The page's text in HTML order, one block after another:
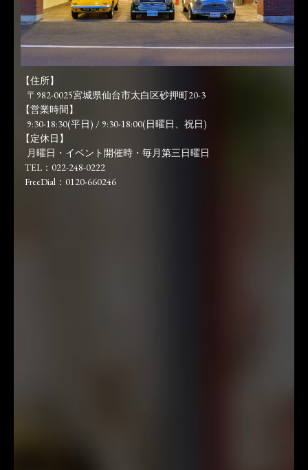
【住所】
〒982-0025宮城県仙台市太白区砂押町20-3
【営業時間】
9:30-18:30(平日) / 9:30-18:00(日曜日、祝日)
【定休日】
月曜日・イベント開催時・毎月第三日曜日
TEL：022-248-0222
FreeDial：0120-660246